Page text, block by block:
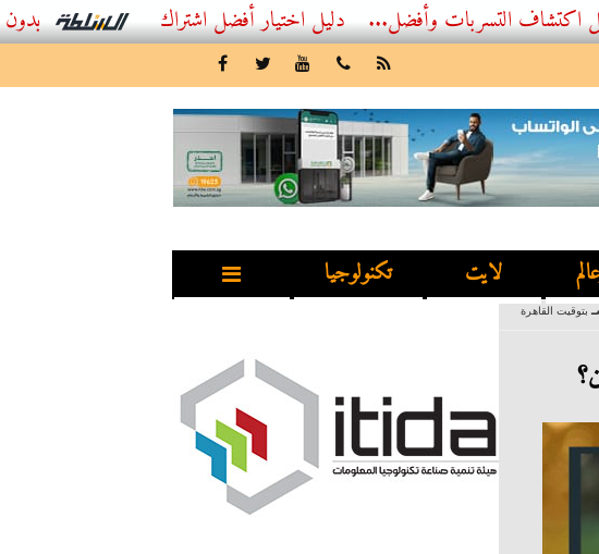
أفضل اشتراك IPTV بدون تقطيع 2026 – دليل المشاهد العصري التسربات وأفضل...
لايت تكنولوجيا
بتوقيت القاهرة